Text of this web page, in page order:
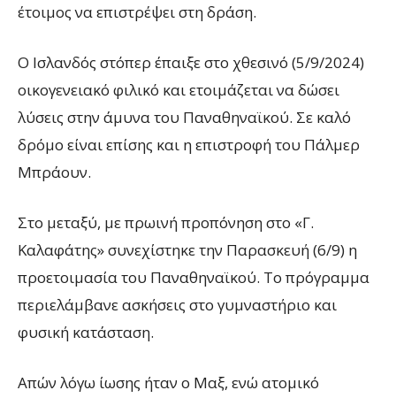
έτοιμος να επιστρέψει στη δράση.
Ο Ισλανδός στόπερ έπαιξε στο χθεσινό (5/9/2024)
οικογενειακό φιλικό και ετοιμάζεται να δώσει
λύσεις στην άμυνα του Παναθηναϊκού. Σε καλό
δρόμο είναι επίσης και η επιστροφή του Πάλμερ
Μπράουν.
Στο μεταξύ, με πρωινή προπόνηση στο «Γ.
Καλαφάτης» συνεχίστηκε την Παρασκευή (6/9) η
προετοιμασία του Παναθηναϊκού. Το πρόγραμμα
περιελάμβανε ασκήσεις στο γυμναστήριο και
φυσική κατάσταση.
Απών λόγω ίωσης ήταν ο Μαξ, ενώ ατομικό